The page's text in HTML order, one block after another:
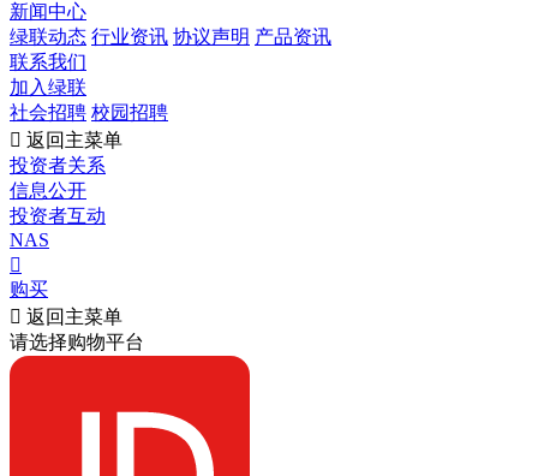
新闻中心
绿联动态 行业资讯 协议声明 产品资讯
联系我们
加入绿联
社会招聘 校园招聘
 返回主菜单
投资者关系
信息公开
投资者互动
NAS

购买
 返回主菜单
请选择购物平台